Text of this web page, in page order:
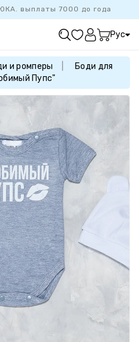
выплаты 7000 до года
Рус
и ромперы
Боди для
Пупс"